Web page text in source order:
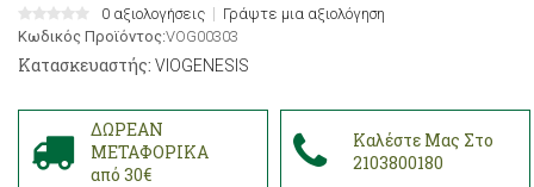
0 αξιολογήσεις
Γράψτε μια αξιολόγηση
Κωδικός Προϊόντος:VOG00303
Κατασκευαστής: VIOGENESIS
ΔΩΡΕΑΝ
ΜΕΤΑΦΟΡΙΚΑ
από 30€
Καλέστε Μας Στο
2103800180